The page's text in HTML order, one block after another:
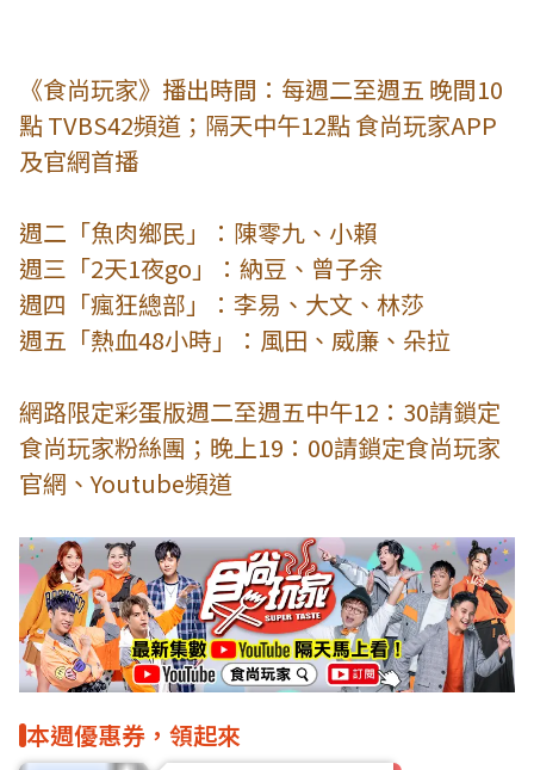
《食尚玩家》播出時間：每週二至週五 晚間10
點 TVBS42頻道；隔天中午12點 食尚玩家APP
及官網首播
週二「魚肉鄉民」：陳零九、小賴
週三「2天1夜go」：納豆、曾子余
週四「瘋狂總部」：李易、大文、林莎
週五「熱血48小時」：風田、威廉、朵拉
網路限定彩蛋版週二至週五中午12：30請鎖定
食尚玩家粉絲團；晚上19：00請鎖定食尚玩家
官網、Youtube頻道
本週優惠券，領起來